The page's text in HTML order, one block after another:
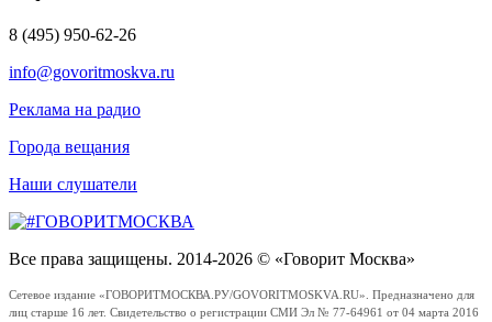
8 (495) 950-62-26
info@govoritmoskva.ru
Реклама на радио
Города вещания
Наши слушатели
Все права защищены. 2014-2026 © «Говорит Москва»
Сетевое издание «ГОВОРИТМОСКВА.РУ/GOVORITMOSKVA.RU». Предназначено для
лиц старше 16 лет. Свидетельство о регистрации СМИ Эл № 77-64961 от 04 марта 2016